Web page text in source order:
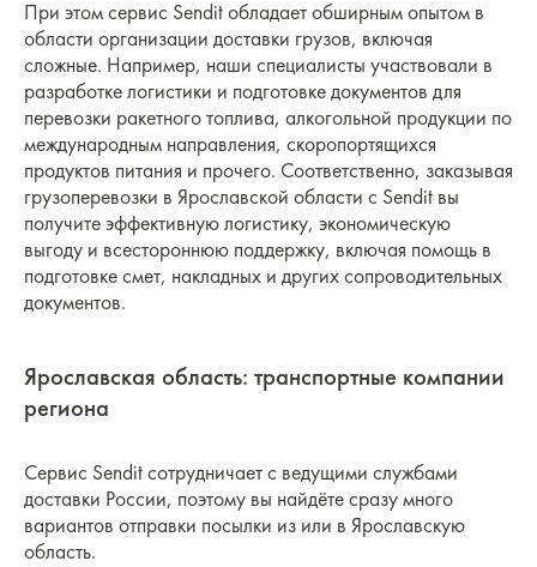
При этом сервис Sendit обладает обширным опытом в
области организации доставки грузов, включая
сложные. Например, наши специалисты участвовали в
разработке логистики и подготовке документов для
перевозки ракетного топлива, алкогольной продукции по
международным направления, скоропортящихся
продуктов питания и прочего. Соответственно, заказывая
грузоперевозки в Ярославской области с Sendit вы
получите эффективную логистику, экономическую
выгоду и всестороннюю поддержку, включая помощь в
подготовке смет, накладных и других сопроводительных
документов.
Ярославская область: транспортные компании
региона
Сервис Sendit сотрудничает с ведущими службами
доставки России, поэтому вы найдёте сразу много
вариантов отправки посылки из или в Ярославскую
область.